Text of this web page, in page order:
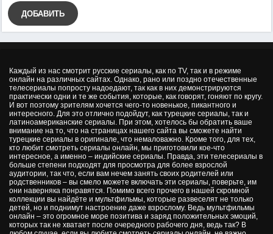
ДОБАВИТЬ
Каждый из нас смотрит русские сериалы, как по TV, так и в режиме
онлайн на различных сайтах. Однако, рано или поздно отечественные
телесериалы попросту надоедают, так как в них демонстрируются
практически одни и те же события, которые, как говорят, гоняют по кругу.
И вот поэтому зрителям хочется чего-то новенькое, пикантного и
интересного. Для это отлично подойдут, как турецкие сериалы, так и
латиноамериканские сериалы. При этом, хотелось бы обратить ваше
внимание на то, что на страницах нашего сайта вы сможете найти
турецкие сериалы в оригинале, что немаловажно. Кроме того, для тех,
кто любит смотреть сериалы онлайн, мы приготовили кое-что
интересное, а именно – индийские сериалы. Правда, эти телесериалы в
больше степени подходят для просмотра для более взрослой
аудитории, так что, если вам нечем занять своих родителей или
родственников – вы смело можете включать эти сериалы, поверьте, им
они наверняка понравятся. Помимо всего прочего в нашей скромной
коллекции вы найдёте и мультфильмы, которые развеселят не только
детей, но и поднимут настроение даже взрослому. Ведь мультфильмы
онлайн – это огромное море позитива и заряд положительных эмоций,
которых так не хватает после очередного рабочего дня, ведь так? В